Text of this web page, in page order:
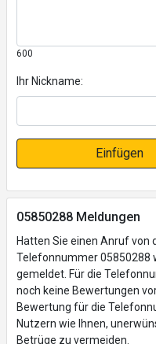
600
Ihr Nickname:
Einfügen
05850288 Meldungen
Hatten Sie einen Anruf von
Telefonnummer 05850288
gemeldet. Für die
noch keine Bewertungen
Bewertung für die
Nutzern wie Ihnen,
Betrüge zu vermeiden.